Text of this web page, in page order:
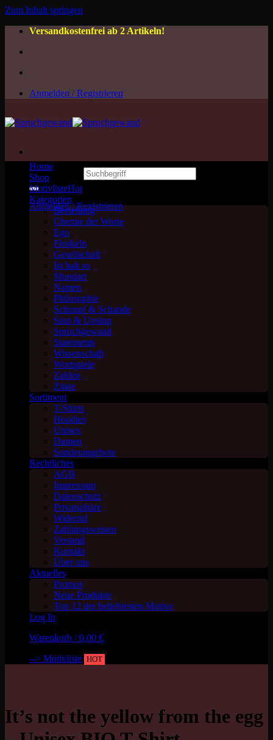
Zum Inhalt springen
Versandkostenfrei ab 2 Artikeln!
Anmelden / Registrieren
Suchen nach:
Anmelden / Registrieren
Home
Shop
Motivliste
Kategorien
Beziehung
Chemie der Worte
Ego
Floskeln
Gesellschaft
Ist halt so
Mundart
Namen
Philosophie
Schimpf & Schande
Sinn & Unsinn
Spruchgewand
Statements
Wissenschaft
Wortspiele
Zahlen
Zitate
Sortiment
T-Shirts
Hoodies
Unisex
Damen
Sonderangebote
Rechtliches
AGB
Impressum
Datenschutz
Privatsphäre
Widerruf
Zahlungsweisen
Versand
Kontakt
Über uns
Aktuelles
Promos
Neue Produkte
Top 12 der beliebtesten Motive
Log In
Warenkorb /0,00 €
--> Motivliste HOT
It’s not the yellow from the egg